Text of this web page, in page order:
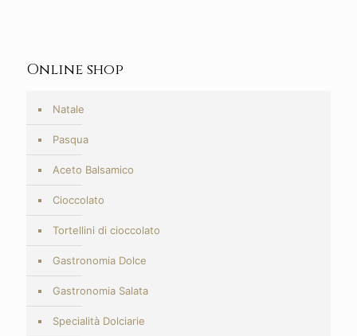
Online shop
Natale
Pasqua
Aceto Balsamico
Cioccolato
Tortellini di cioccolato
Gastronomia Dolce
Gastronomia Salata
Specialità Dolciarie